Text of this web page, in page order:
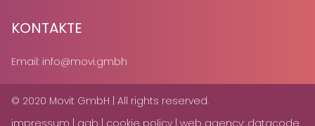
KONTAKTE
Email: info@movi.gmbh
© 2020 Movit GmbH | All rights reserved.
impressum
agb cookie policy web agency: datacode